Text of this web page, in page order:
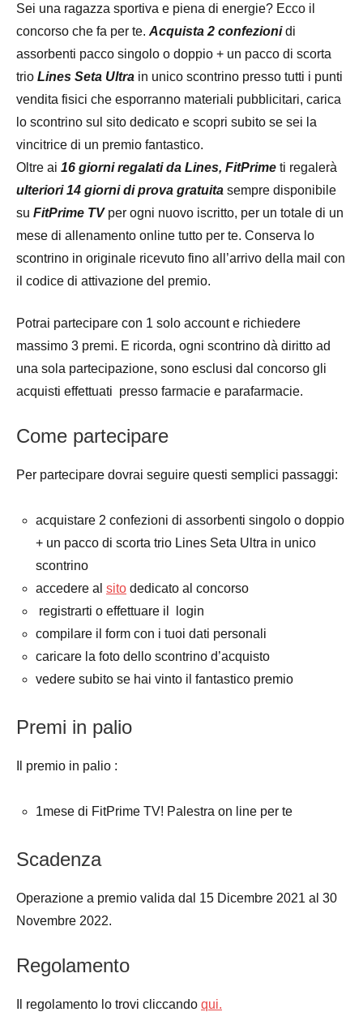
Sei una ragazza sportiva e piena di energie? Ecco il
concorso che fa per te. Acquista 2 confezionidi
assorbenti pacco singolo o doppio + un pacco di scorta
trio Lines Seta Ultra in unico scontrino presso tutti i punti
vendita fisici che esporranno materiali pubblicitari, carica
lo scontrino sul sito dedicato e scopri subito se sei la
vincitrice di un premio fantastico.
Oltre ai 16 giorni regalati da Lines, FitPrime ti regalerà
ulteriori 14 giorni di prova gratuita sempre disponibile
su FitPrime TVper ogni nuovo iscritto, per un totale di un
mese di allenamento online tutto per te. Conserva lo
scontrino in originale ricevuto fino all’arrivo della mail con
il codice di attivazione del premio.
Potrai partecipare con 1 solo account e richiedere
massimo 3 premi. E ricorda, ogni scontrino dà diritto ad
una sola partecipazione, sono esclusi dal concorso gli
acquisti effettuati presso farmacie e parafarmacie.
Come partecipare
Per partecipare dovrai seguire questi semplici passaggi:
acquistare 2 confezioni di assorbenti singolo o doppio
+ un pacco di scorta trio Lines Seta Ultra in unico
scontrino
accedere al sito dedicato al concorso
registrarti o effettuare il login
compilare il form con i tuoi dati personali
caricare la foto dello scontrino d’acquisto
vedere subito se hai vinto il fantastico premio
Premi in palio
Il premio in palio :
1mese di FitPrime TV! Palestra on line per te
Scadenza
Operazione a premio valida dal 15 Dicembre 2021 al 30
Novembre 2022.
Regolamento
Il regolamento lo trovi cliccando qui.